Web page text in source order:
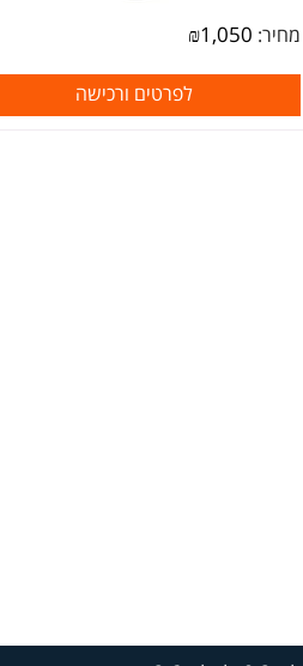
מחיר: ₪1,050
לפרטים ורכישה